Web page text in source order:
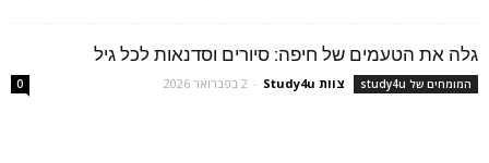
גלה את הטעמים של חיפה: סיורים וסדנאות לכל גיל
המומחים של study4u צוות Study4u - 2 בפברואר 2026 0